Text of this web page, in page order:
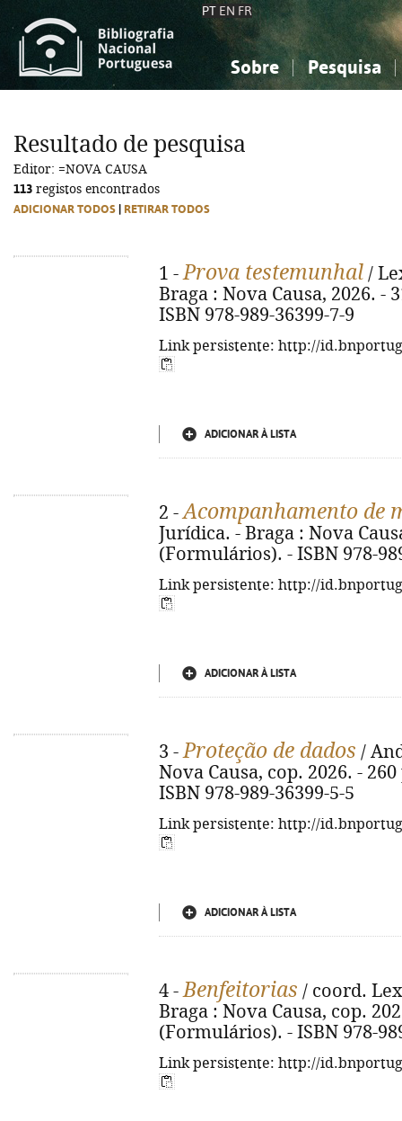
PT EN FR
Sobre Pesquisa
Ciências sociais...
Ciências sociais...
Resultado de pesquisa
Editor: =NOVA CAUSA
113 registos encontrados
ADICIONAR TODOS RETIRAR TODOS
1 -Prova testemunhal /
Braga : Nova Causa, 2026. -
ISBN 978-989-36399-7-9
Link persistente: http://
ADICIONAR À LISTA
2 -Acompanhamento de
Jurídica. - Braga : Nova
(Formulários). - ISBN 978-
Link persistente: http://
ADICIONAR À LISTA
3 -Proteção de dados /
Nova Causa, cop. 2026. -
ISBN 978-989-36399-5-5
Link persistente: http://
ADICIONAR À LISTA
4 -Benfeitorias / coord.
Braga : Nova Causa, cop.
(Formulários). - ISBN 978-
Link persistente: http://